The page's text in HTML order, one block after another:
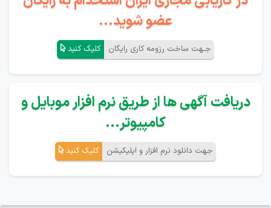
عضو شوید...
جـهت ساخت رزومه کاری رایگان کلیک کنید
دریافت آگهی ها از طریق نرم افزار موبایل و
کامپیوتر...
جهت دانلود نرم افزار و اپلیکیشن کلیک کنید